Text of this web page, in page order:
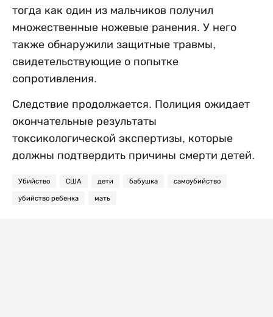
тогда как один из мальчиков получил
множественные ножевые ранения. У него
также обнаружили защитные травмы,
свидетельствующие о попытке
сопротивления.
Следствие продолжается. Полиция ожидает
окончательные результаты
токсикологической экспертизы, которые
должны подтвердить причины смерти детей.
Убийство США дети бабушка самоубийство
убийство ребенка мать